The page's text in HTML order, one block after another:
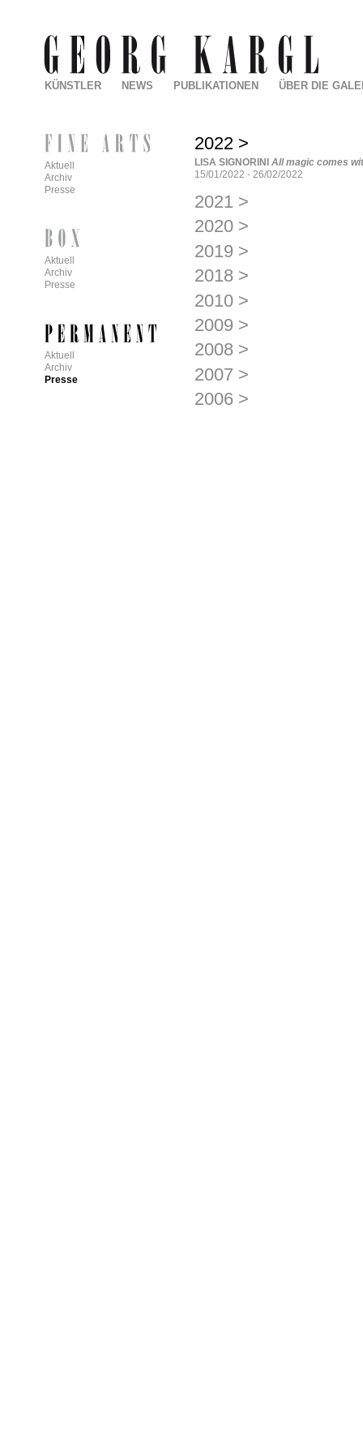
2022 >
LISA SIGNORINI All magic comes
15/01/2022 - 26/02/2022
2021 >
2020 >
2019 >
2018 >
2010 >
2009 >
2008 >
2007 >
2006 >
KÜNSTLER NEWS PUBLIKATIONEN ÜBER DIE
Aktuell
Archiv
Presse
Aktuell
Archiv
Presse
Aktuell
Archiv
Presse